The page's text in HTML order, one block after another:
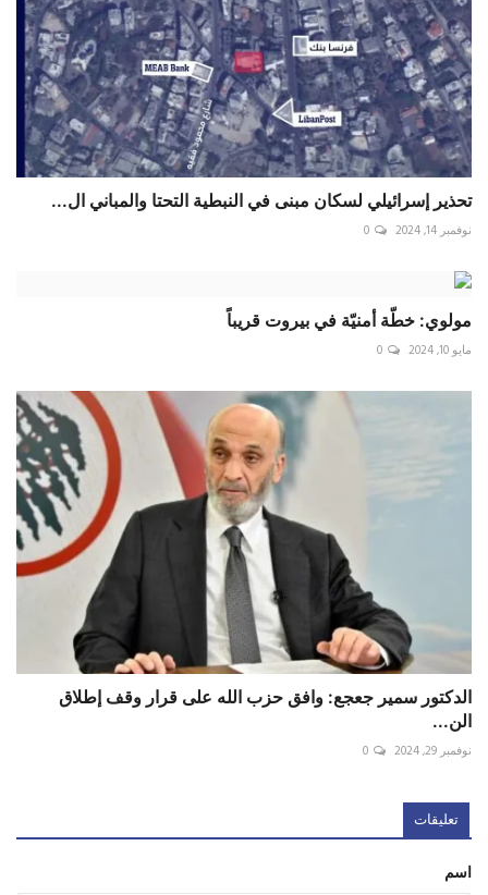
تحذير إسرائيلي لسكان مبنى في النبطية التحتا والمباني ال...
نوفمبر 14, 2024 0
مولوي: خطّة أمنيّة في بيروت قريباً
مايو 10, 2024 0
الدكتور سمير جعجع: وافق حزب الله على قرار وقف إطلاق
الن...
نوفمبر 29, 2024 0
تعليقات
اسم